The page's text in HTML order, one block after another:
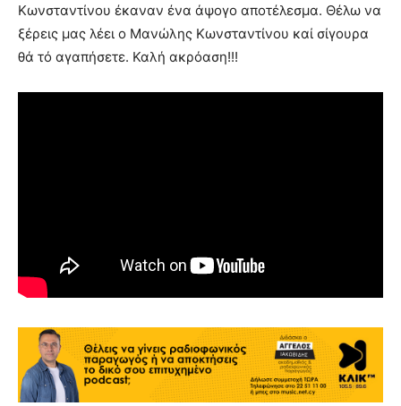
Κωνσταντίνου έκαναν ένα άψογο αποτέλεσμα. Θέλω να
ξέρεις μας λέει ο Μανώλης Κωνσταντίνου καί σίγουρα
θά τό αγαπήσετε. Καλή ακρόαση!!!